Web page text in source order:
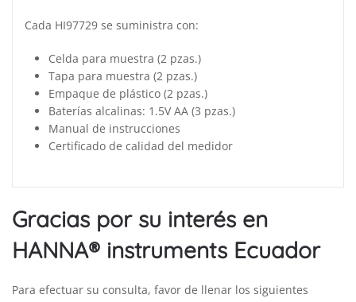
Cada HI97729 se suministra con:
Celda para muestra (2 pzas.)
Tapa para muestra (2 pzas.)
Empaque de plástico (2 pzas.)
Baterías alcalinas: 1.5V AA (3 pzas.)
Manual de instrucciones
Certificado de calidad del medidor
Gracias por su interés en
HANNA® instruments Ecuador
Para efectuar su consulta, favor de llenar los siguientes